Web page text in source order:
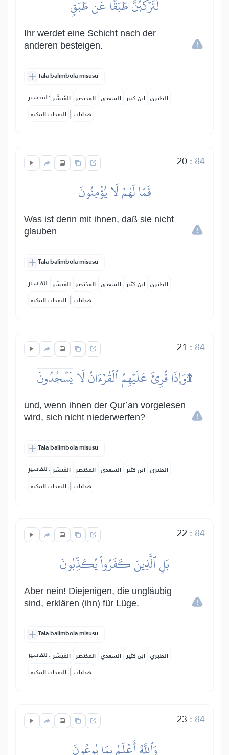
لَتَرۡكَبُنَّ طَبَقًا عَن طَبَقٖ
Ihr werdet eine Schicht nach der
anderen besteigen.
Tala balimbola misusu
التفاسير: المُيسَّر المختصر السعدي ابن كثير الطبري
النفحات المكية | هدايات
20: 84
فَمَا لَهُمۡ لَا يُؤۡمِنُونَ
Was ist denn mit ihnen, daß sie nicht
glauben
Tala balimbola misusu
التفاسير: المُيسَّر المختصر السعدي ابن كثير الطبري
النفحات المكية | هدايات
21 : 84
وَإِذَا قُرِئَ عَلَيۡهِمُ ٱلۡقُرۡءَانُ لَا يَسۡجُدُونَۤ۩
und, wenn ihnen der Qur’an vorgelesen
wird, sich nicht niederwerfen?
Tala balimbola misusu
التفاسير: المُيسَّر المختصر السعدي ابن كثير الطبري
النفحات المكية | هدايات
22 : 84
بَلِ ٱلَّذِينَ كَفَرُواْ يُكَذِّبُونَ
Aber nein! Diejenigen, die ungläubig
sind, erklären (ihn) für Lüge.
Tala balimbola misusu
التفاسير: المُيسَّر المختصر السعدي ابن كثير الطبري
النفحات المكية | هدايات
23 : 84
وَٱللَّهُ أَعۡلَمُ بِمَا يُوعُونَ